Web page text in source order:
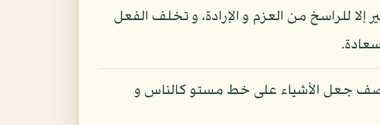
إلا للراسخ من العزم و الإرادة، و تخلف الفعل
جعل الأشياء على خط مستو كالناس و